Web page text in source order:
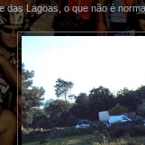
das Lagoas, o que não é